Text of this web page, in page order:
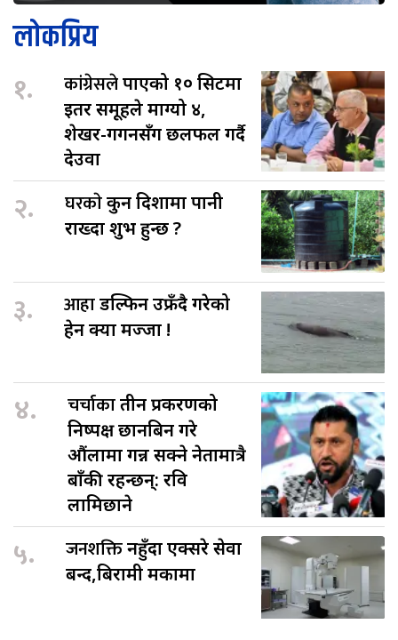
लोकप्रिय
१. कांग्रेसलेपाएको १० सिटमा
इतर समूहले माग्यो ४,
शेखर-गगनसँग छलफल गर्दै
देउवा
२. घरकाेकुन दिशामा पानी
राख्दा शुभ हुन्छ ?
३. आहाडल्फिन उफ्रँदै गरेको
हेर्न क्या मज्जा !
४. चर्चाकातीन प्रकरणको
निष्पक्ष छानबिन गरे
औंलामा गन्न सक्ने नेतामात्रै
बाँकी रहन्छन्: रवि
लामिछाने
५. जनशक्तिनहुँदा एक्सरे सेवा
बन्द,बिरामी मर्कामा